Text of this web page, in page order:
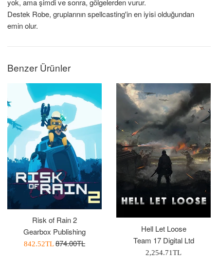
yok, ama şimdi ve sonra, gölgelerden vurur.
Destek Robe, gruplarının spellcasting'in en iyisi olduğundan
emin olur.
Benzer Ürünler
Risk of Rain 2
Gearbox Publishing
İndirimli
842.52TLNormal
874.00TL
Hell Let Loose
Team 17 Digital Ltd
Normal
2,254.71TL